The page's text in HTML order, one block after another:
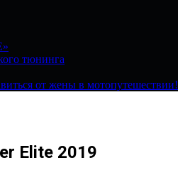
тюнинга
от жены в мотопутешествии!
Elite 2019